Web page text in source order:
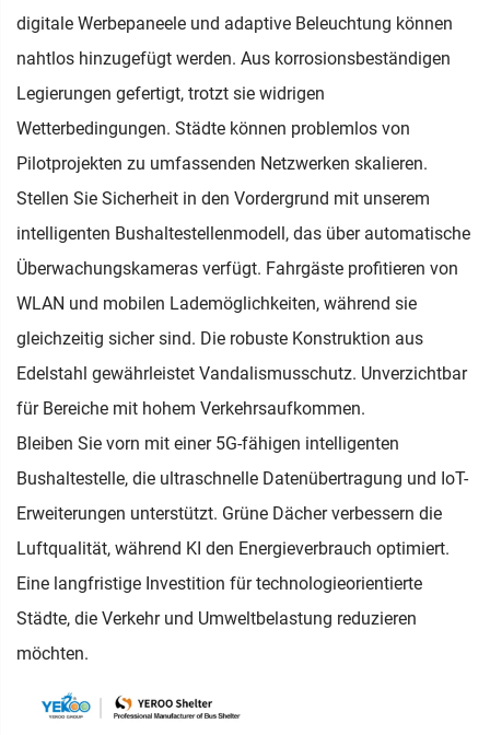
digitale Werbepaneele und adaptive Beleuchtung können
nahtlos hinzugefügt werden. Aus korrosionsbeständigen
Legierungen gefertigt, trotzt sie widrigen
Wetterbedingungen. Städte können problemlos von
Pilotprojekten zu umfassenden Netzwerken skalieren.
Stellen Sie Sicherheit in den Vordergrund mit unserem
intelligenten Bushaltestellenmodell, das über automatische
Überwachungskameras verfügt. Fahrgäste profitieren von
WLAN und mobilen Lademöglichkeiten, während sie
gleichzeitig sicher sind. Die robuste Konstruktion aus
Edelstahl gewährleistet Vandalismusschutz. Unverzichtbar
für Bereiche mit hohem Verkehrsaufkommen.
Bleiben Sie vorn mit einer 5G-fähigen intelligenten
Bushaltestelle, die ultraschnelle Datenübertragung und IoT-
Erweiterungen unterstützt. Grüne Dächer verbessern die
Luftqualität, während KI den Energieverbrauch optimiert.
Eine langfristige Investition für technologieorientierte
Städte, die Verkehr und Umweltbelastung reduzieren
möchten.